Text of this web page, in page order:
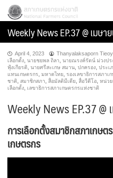
Skip
content
สภาเกษตรกรแห่งชาติ
Weekly News EP.37 @ เมษ
April 4, 2023 Thanyalaksaporn
เลือกตั้ง นายชยพล ถิลา นายณรงค์รัตน์ ม่วงปร
ฟุ้งเกียรติ นายศรีสะเกษ สมาน ปกครอง ประเ
แทนเกษตรกร มหาดไทย รองเลขาธิการสภาเ
ชาติ
สมาชิกสภา สื่อมัลติมีเดีย สื่อวีดีโอ หน่วย
เลือกตั้ง เลขาธิการสภาเกษตรกรแห่งชาติ
Weekly News EP.37
การเลือกตั้งสมาชิกสภาเกษ
เกษตรกร